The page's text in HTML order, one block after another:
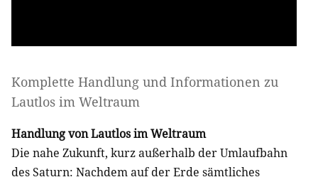
Komplette Handlung und Informationen zu
Lautlos im Weltraum
Handlung von Lautlos im Weltraum
Die nahe Zukunft, kurz außerhalb der Umlaufbahn
des Saturn: Nachdem auf der Erde sämtliches